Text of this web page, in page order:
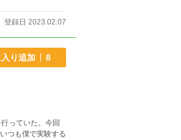
登録日 2023.02.07
り追加 8
っていた。今回
つも僕で実験する